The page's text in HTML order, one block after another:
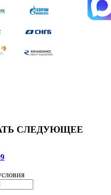
СЛЕДУЮЩЕЕ